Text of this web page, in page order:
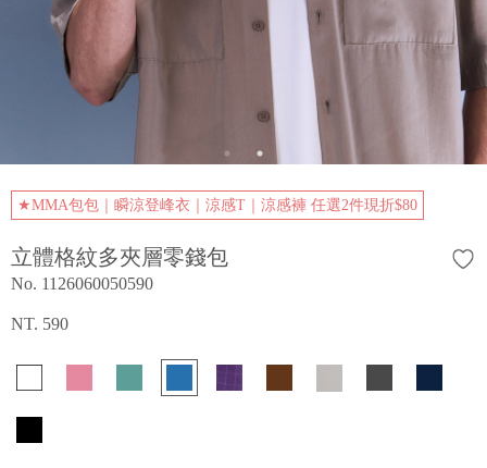
★MMA包包｜瞬涼登峰衣｜涼感T｜涼感褲 任選2件現折$80
立體格紋多夾層零錢包
No. 1126060050590
NT. 590